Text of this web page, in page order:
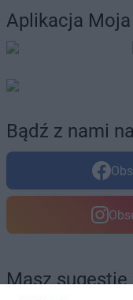
Biedronka Brzeg
Biedronka
Biedronka
Biedronka Brzezna
Biedronka Brzeźnio
Brzostek
Biedronka Brzoza
Brzozów
Biedronka Buczkowice
Biedronka
Biedronka Buk
Aplikacja
Bądź z nami
Masz sugestie